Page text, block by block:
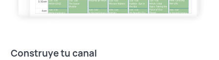
Construye tu canal